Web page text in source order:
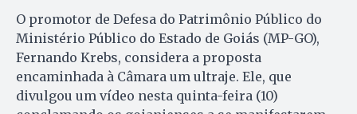
O promotor de Defesa do Patrimônio Público do
Ministério Público do Estado de Goiás (MP-GO),
Fernando Krebs, considera a proposta
encaminhada à Câmara um ultraje. Ele, que
divulgou um vídeo nesta quinta-feira (10)